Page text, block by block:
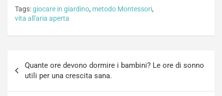
Tags:giocare in giardino, metodo Montessori,
vita all'aria aperta
articoli
Quante ore devono dormire i bambini? Le ore di sonno
utili per una crescita sana.